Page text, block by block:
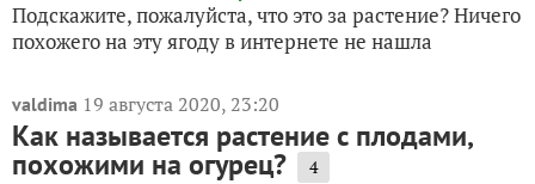
Подскажите, пожалуйста, что это за растение? Ничего
похожего на эту ягоду в интернете не нашла
valdima 19 августа 2020, 23:20
Как называется растение с плодами,
похожими на огурец? 4